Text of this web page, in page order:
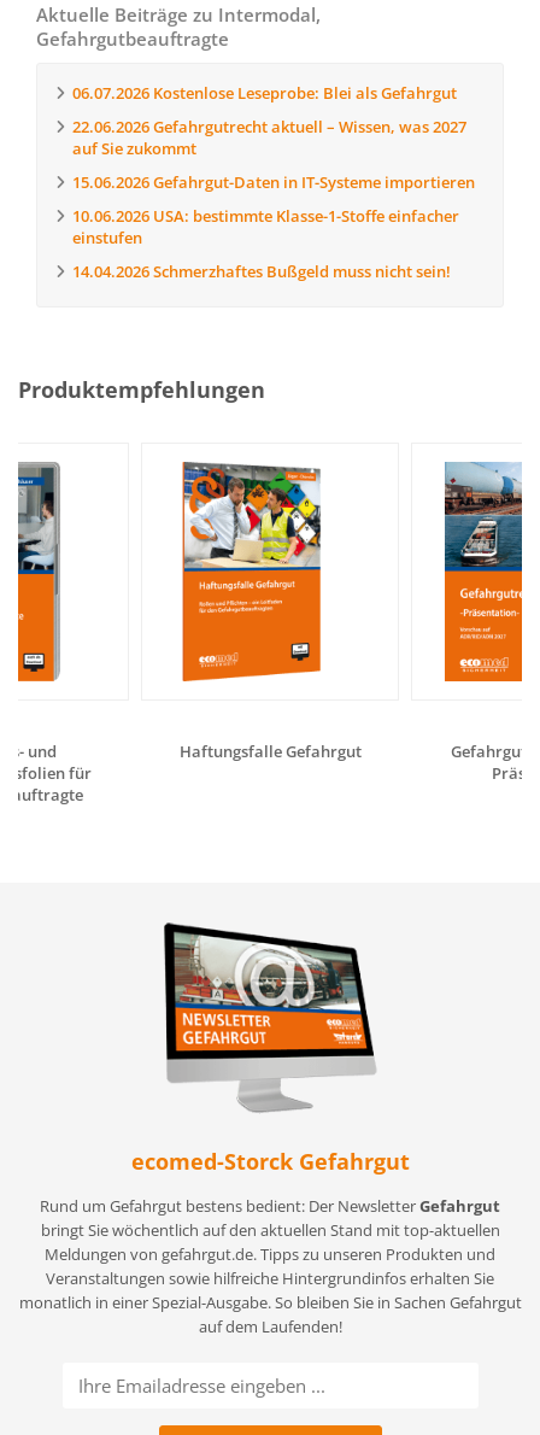
Aktuelle Beiträge zu Intermodal,
Gefahrgutbeauftragte
06.07.2026 Kostenlose Leseprobe: Blei als Gefahrgut
22.06.2026Gefahrgutrecht aktuell – Wissen, was 2027
auf Sie zukommt
15.06.2026Gefahrgut-Daten in IT-Systeme importieren
10.06.2026 USA: bestimmte Klasse-1-Stoffe einfacher
einstufen
14.04.2026Schmerzhaftes Bußgeld muss nicht sein!
Produktempfehlungen
und
für
Haftungsfalle Gefahrgut
ecomed-Storck Gefahrgut
Rund um Gefahrgut bestens bedient: Der NewsletterGefahrgut
bringt Sie wöchentlich auf den aktuellen Stand mit top-aktuellen
Meldungen von gefahrgut.de. Tipps zu unseren Produkten und
Veranstaltungen sowie hilfreiche Hintergrundinfos erhalten Sie
monatlich in einer Spezial-Ausgabe. So bleiben Sie in Sachen Gefahrgut
auf dem Laufenden!